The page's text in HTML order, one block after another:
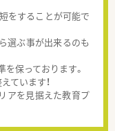
をすることが可能で
選ぶ事が出来るのも
保っております。
ています！
アを見据えた教育プ